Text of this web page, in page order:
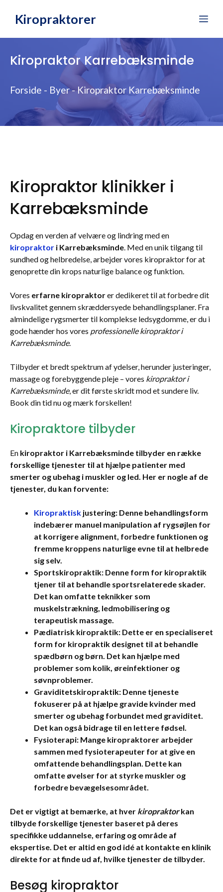
Kiropraktorer
Kiropraktor Karrebæksminde
Forside - Byer-Kiropraktor Karrebæksminde
Kiropraktor klinikker i
Karrebæksminde
Opdag en verden af velvære og lindring med en
kiropraktor i Karrebæksminde. Med en unik tilgang til
sundhed og helbredelse, arbejder vores kiropraktor for at
genoprette din krops naturlige balance og funktion.
Vores erfarne kiropraktorer dedikeret til at forbedre dit
livskvalitet gennem skræddersyede behandlingsplaner. Fra
almindelige rygsmerter til komplekse ledsygdomme, er du i
gode hænder hos vores professionelle kiropraktor i
Karrebæksminde.
Tilbyder et bredt spektrum af ydelser, herunder justeringer,
massage og forebyggende pleje – vores kiropraktor i
Karrebæksminde, er dit første skridt mod et sundere liv.
Book din tid nu og mærk forskellen!
Kiropraktore tilbyder
En kiropraktor i Karrebæksminde tilbyder en række
forskellige tjenester til at hjælpe patienter med
smerter og ubehag i muskler og led. Her er nogle af de
tjenester, du kan forvente:
Kiropraktisk justering: Denne behandlingsform
indebærer manuel manipulation af rygsøjlen for
at korrigere alignment, forbedre funktionen og
fremme kroppens naturlige evne til at helbrede
sig selv.
Sportskiropraktik: Denne form for kiropraktik
tjener til at behandle sportsrelaterede skader.
Det kan omfatte teknikker som
muskelstrækning, ledmobilisering og
terapeutisk massage.
Pædiatrisk kiropraktik: Dette er en specialiseret
form for kiropraktik designet til at behandle
spædbørn og børn. Det kan hjælpe med
problemer som kolik, øreinfektioner og
søvnproblemer.
Graviditetskiropraktik: Denne tjeneste
fokuserer på at hjælpe gravide kvinder med
smerter og ubehag forbundet med graviditet.
Det kan også bidrage til en lettere fødsel.
Fysioterapi: Mange kiropraktorer arbejder
sammen med fysioterapeuter for at give en
omfattende behandlingsplan. Dette kan
omfatte øvelser for at styrke muskler og
forbedre bevægelsesområdet.
Det er vigtigt at bemærke, at hver kiropraktorkan
tilbyde forskellige tjenester baseret på deres
specifikke uddannelse, erfaring og område af
ekspertise. Det er altid en god idé at kontakte en klinik
direkte for at finde ud af, hvilke tjenester de tilbyder.
Besøg kiropraktor